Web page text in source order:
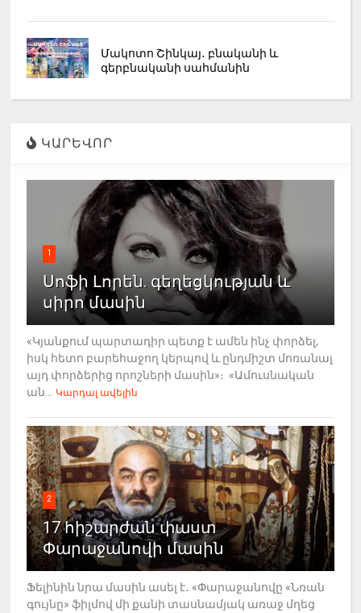
Մակոտո Շինկայ․ բնականի և
գերբնականի սահմանին
ԿԱՐԵՎՈՐ
1
Սոֆի Լորեն. գեղեցկության և
սիրո մասին
«Կյանքում պարտադիր պետք է ամեն ինչ փորձել,
իսկ հետո բարեհաջող կերպով և ընդմիշտ մոռանալ
այդ փորձերից որոշների մասին»։ «Ամուսնական
ան...
Կարդալ ավելին
2
17 հիշարժան փաստ
Փարաջանովի մասին
Ֆելինին նրա մասին ասել է․ «Փարաջանովը «Նռան
գույնը» ֆիլմով մի քանի տասնամյակ առաջ մղեց